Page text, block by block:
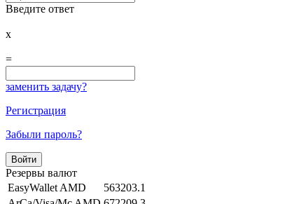
Введите ответ
x
=
заменить задачу?
Регистрация
Забыли пароль?
Резервы валют
EasyWallet AMD
563203.1